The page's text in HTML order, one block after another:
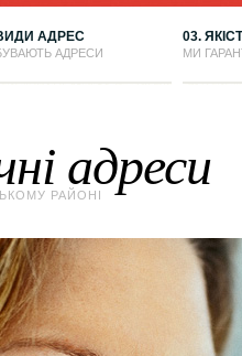
АДРЕС
АДРЕСИ
03.
МИ
адреси
РАЙОНІ